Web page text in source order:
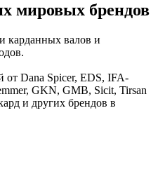
мировых брендов
карданных валов и
от Dana Spicer, EDS, IFA-
GKN, GMB, Sicit, Tirsan
и других брендов в